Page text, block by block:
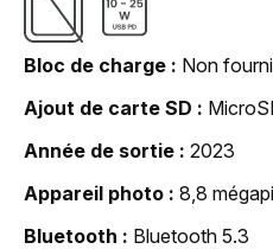
Bloc de charge
Non
Ajout de carte SD
Année de sortie
2023
Appareil photo
8,8
Bluetooth
Bluetooth 5.3